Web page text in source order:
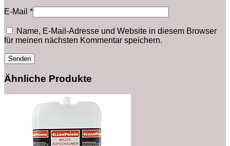
E-Mail *
Name, E-Mail-Adresse und Website in diesem Browser
für meinen nächsten Kommentar speichern.
Ähnliche Produkte